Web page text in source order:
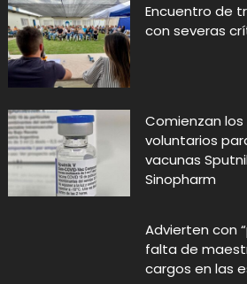
Encuentro de
con severas
Comienzan
voluntarios
vacunas
Sinopharm
Advierten con
falta de
cargos en las